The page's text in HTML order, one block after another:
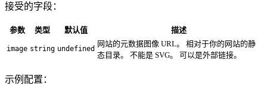
接受的字段：
参数 类型 默认值 描述
image string undefined
网站的元数据图像 URL。 相对于你的网站的静
态目录。 不能是 SVG。 可以是外部链接。
示例配置：